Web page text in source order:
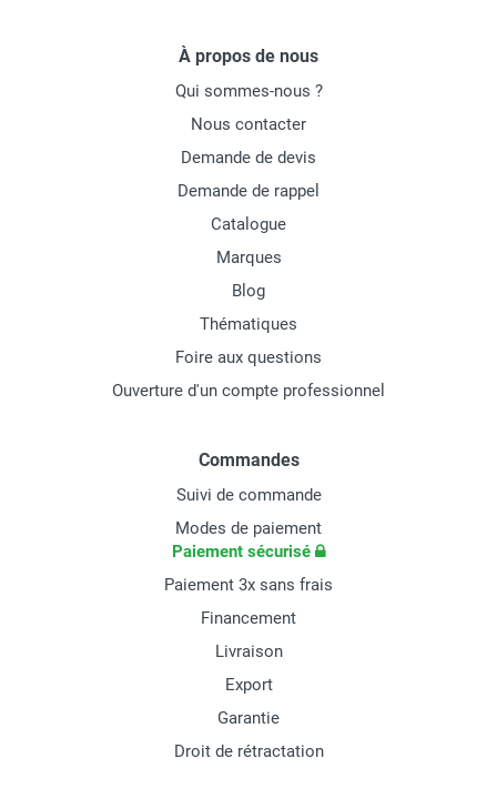
À propos de nous
Qui sommes-nous ?
Nous contacter
Demande de devis
Demande de rappel
Catalogue
Marques
Blog
Thématiques
Foire aux questions
Ouverture d'un compte professionnel
Commandes
Suivi de commande
Modes de paiement
Paiement sécurisé
Paiement 3x sans frais
Financement
Livraison
Export
Garantie
Droit de rétractation